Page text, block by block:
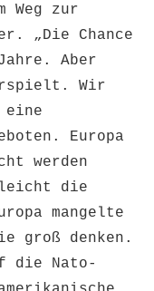
Weg zur
„Die Chance
Aber
Wir
eine
Europa
werden
die
mangelte
groß denken.
die Nato-